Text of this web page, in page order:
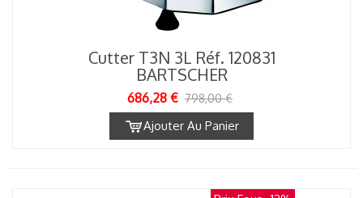
Cutter T3N 3L Réf. 120831
BARTSCHER
686,28 € 798,00 €
Ajouter Au Panier